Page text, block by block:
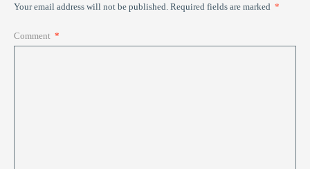
Your email address will not be published. Required fields are marked *
Comment *